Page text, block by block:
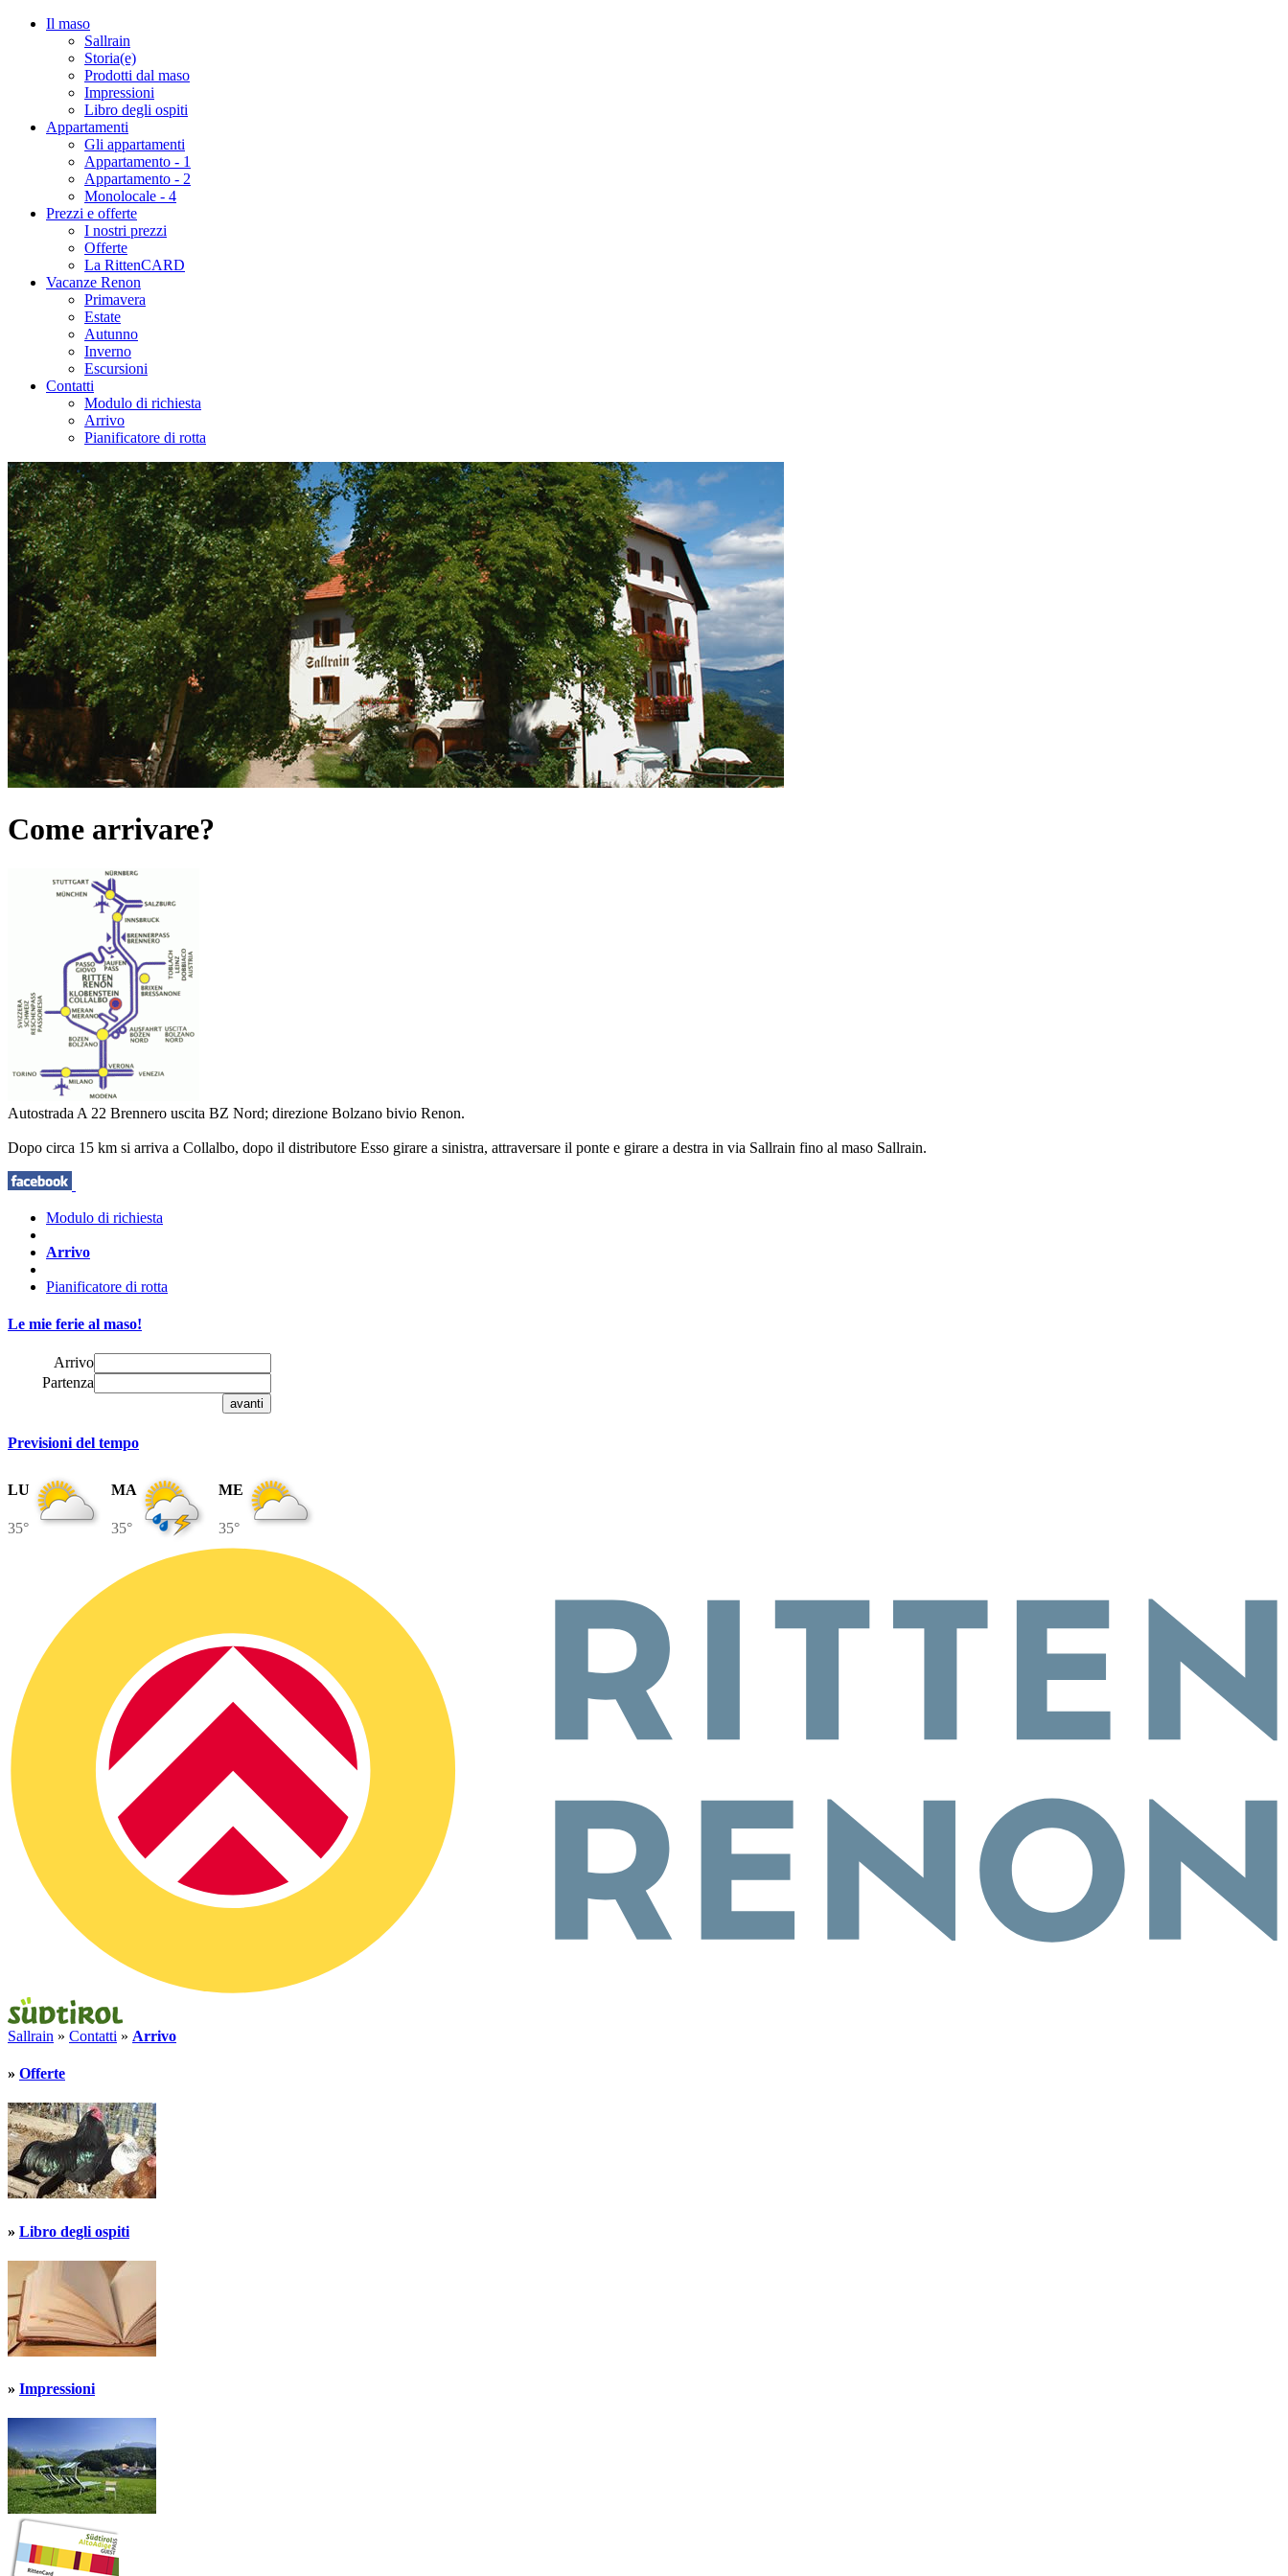
Il maso
Sallrain
Storia(e)
Prodotti dal maso
Impressioni
Libro degli ospiti
Appartamenti
Gli appartamenti
Appartamento - 1
Appartamento - 2
Monolocale - 4
Prezzi e offerte
I nostri prezzi
Offerte
La RittenCARD
Vacanze Renon
Primavera
Estate
Autunno
Inverno
Escursioni
Contatti
Modulo di richiesta
Arrivo
Pianificatore di rotta
Come arrivare?
Autostrada A 22 Brennero uscita BZ Nord; direzione Bolzano bivio Renon.
Dopo circa 15 km si arriva a Collalbo, dopo il distributore Esso girare a sinistra, attraversare il ponte e girare a destra in via Sallrain fino al maso Sallrain.
Modulo di richiesta
Arrivo
Pianificatore di rotta
Le mie ferie al maso!
Arrivo
Partenza
Previsioni del tempo
LU MA ME
35° 35° 35°
Sallrain » Contatti » Arrivo
» Offerte
» Libro degli ospiti
» Impressioni